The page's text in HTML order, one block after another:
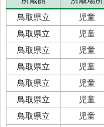
鳥取県立
児童
鳥取県立
児童
鳥取県立
児童
鳥取県立
児童
鳥取県立
児童
鳥取県立
児童
鳥取県立
児童